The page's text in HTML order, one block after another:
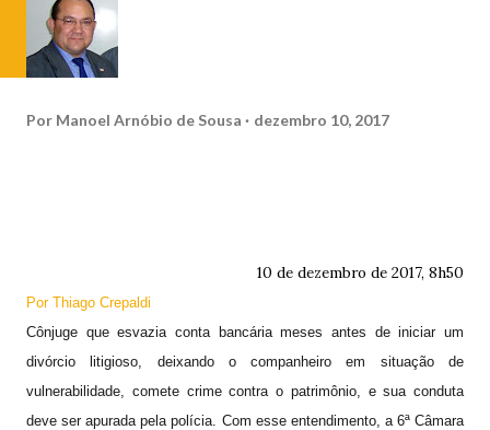
Por Manoel Arnóbio de Sousa dezembro 10, 2017
10 de dezembro de 2017, 8h50
Por Thiago Crepaldi
Cônjuge que esvazia conta bancária meses antes de iniciar um
divórcio litigioso, deixando o companheiro em situação de
vulnerabilidade, comete crime contra o patrimônio, e sua conduta
deve ser apurada pela polícia. Com esse entendimento, a 6ª Câmara